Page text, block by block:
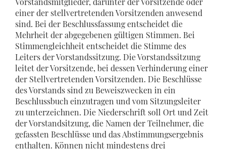
einer der stellvertretenden Vorsitzenden anwesend
sind. Bei der Beschlussfassung entscheidet die
Mehrheit der abgegebenen gültigen Stimmen. Bei
Stimmengleichheit entscheidet die Stimme des
Leiters der Vorstandssitzung. Die Vorstandssitzung
leitet der Vorsitzende, bei dessen Verhinderung einer
der Stellvertretenden Vorsitzenden. Die Beschlüsse
des Vorstands sind zu Beweiszwecken in ein
Beschlussbuch einzutragen und vom Sitzungsleiter
zu unterzeichnen. Die Niederschrift soll Ort und Zeit
der Vorstandsitzung, die Namen der Teilnehmer, die
gefassten Beschlüsse und das Abstimmungsergebnis
enthalten. Können nicht mindestens drei